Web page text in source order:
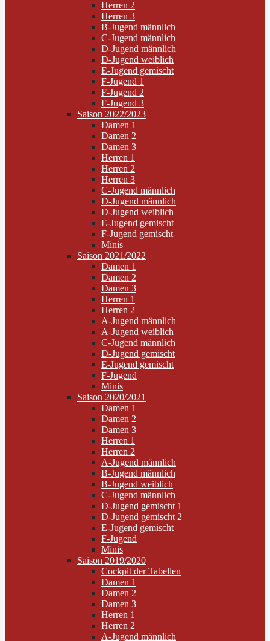
Herren 2
Herren 3
B-Jugend männlich
C-Jugend männlich
D-Jugend männlich
D-Jugend weiblich
E-Jugend gemischt
F-Jugend 1
F-Jugend 2
F-Jugend 3
Saison 2022/2023
Damen 1
Damen 2
Damen 3
Herren 1
Herren 2
Herren 3
C-Jugend männlich
D-Jugend männlich
D-Jugend weiblich
E-Jugend gemischt
F-Jugend gemischt
Minis
Saison 2021/2022
Damen 1
Damen 2
Damen 3
Herren 1
Herren 2
A-Jugend männlich
A-Jugend weiblich
C-Jugend männlich
D-Jugend gemischt
E-Jugend gemischt
F-Jugend
Minis
Saison 2020/2021
Damen 1
Damen 2
Damen 3
Herren 1
Herren 2
A-Jugend männlich
B-Jugend männlich
B-Jugend weiblich
C-Jugend männlich
D-Jugend gemischt 1
D-Jugend gemischt 2
E-Jugend gemischt
F-Jugend
Minis
Saison 2019/2020
Cockpit der Tabellen
Damen 1
Damen 2
Damen 3
Herren 1
Herren 2
A-Jugend männlich